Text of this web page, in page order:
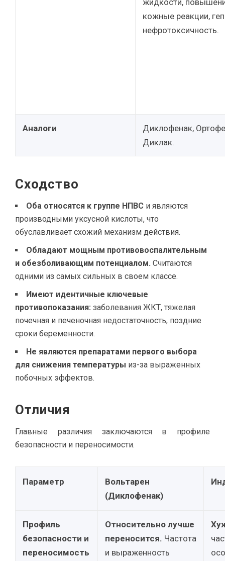
жидкости,
кожные реакции,
нефротоксичность.
Аналоги
Диклофенак,
Диклак.
Сходство
Оба относятся к группе НПВС и являются
производными уксусной кислоты, что
обуславливает схожий механизм действия.
Обладают мощным противовоспалительным
и обезболивающим потенциалом. Считаются
одними из самых сильных в своем классе.
Имеют идентичные ключевые
противопоказания: заболевания ЖКТ, тяжелая
почечная и печеночная недостаточность, поздние
сроки беременности.
Не являются препаратами первого выбора
для снижения температуры из-за выраженных
побочных эффектов.
Отличия
Главные различия заключаются в профиле
безопасности и переносимости.
Параметр
Вольтарен
(Диклофенак)
Профиль
безопасности и
переносимость
Относительно лучше
переносится. Частота
и выраженность